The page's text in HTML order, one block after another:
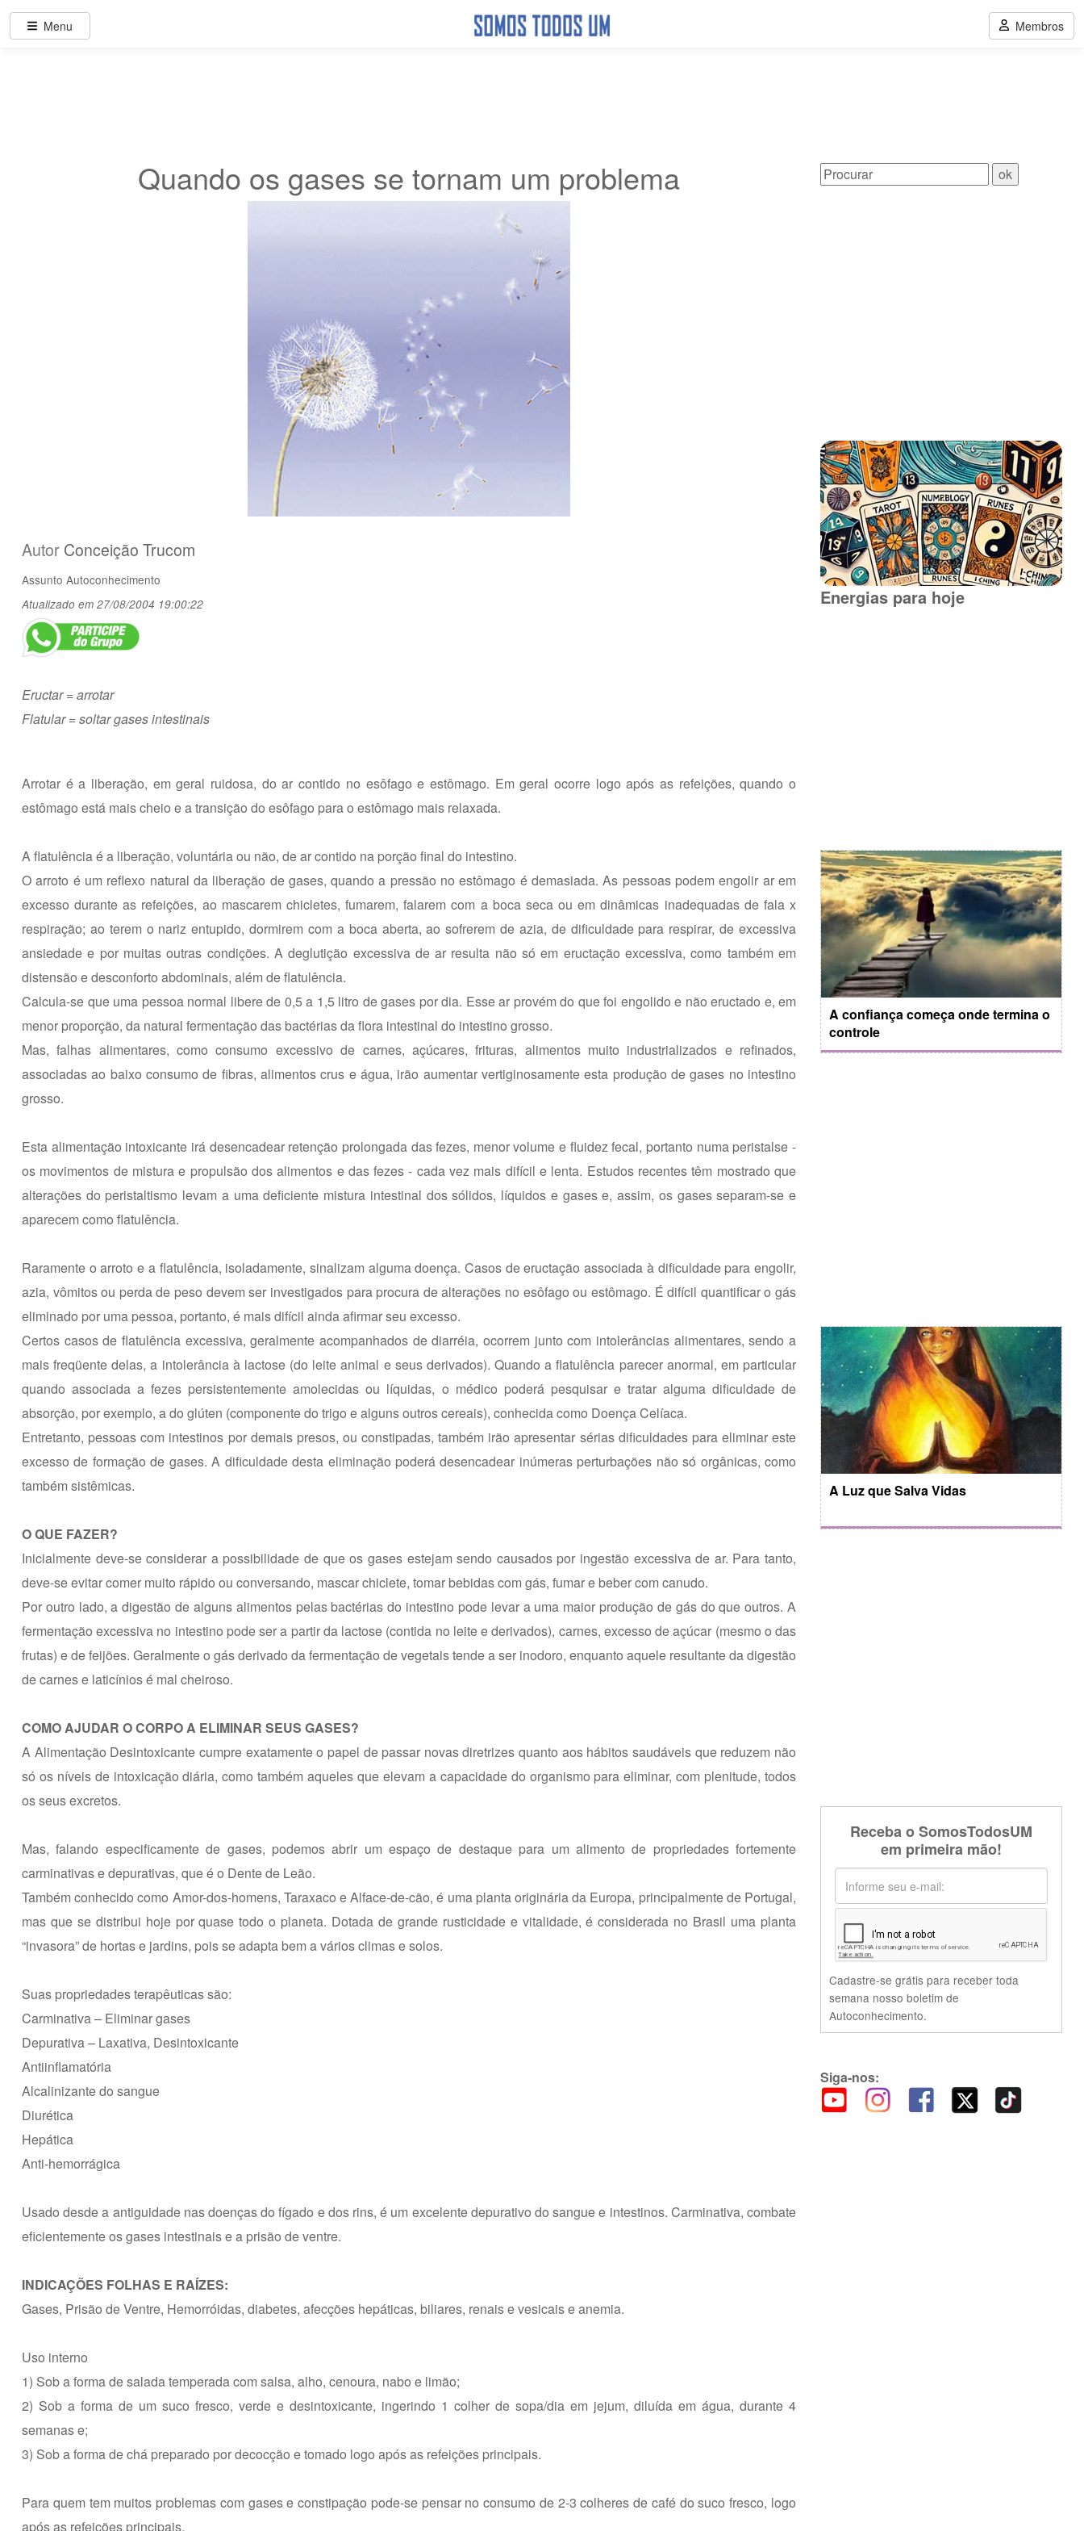
Quando os gases se tornam um problema
Autor Conceição Trucom
Assunto Autoconhecimento
Atualizado em 27/08/2004 19:00:22
Eructar = arrotar
Flatular = soltar gases intestinais
Arrotar é a liberação, em geral ruidosa, do ar contido no esôfago e estômago. Em geral ocorre logo após as refeições, quando o
estômago está mais cheio e a transição do esôfago para o estômago mais relaxada.
A flatulência é a liberação, voluntária ou não, de ar contido na porção final do intestino.
O arroto é um reflexo natural da liberação de gases, quando a pressão no estômago é demasiada. As pessoas podem engolir ar em
excesso durante as refeições, ao mascarem chicletes, fumarem, falarem com a boca seca ou em dinâmicas inadequadas de fala x
respiração; ao terem o nariz entupido, dormirem com a boca aberta, ao sofrerem de azia, de dificuldade para respirar, de excessiva
ansiedade e por muitas outras condições. A deglutição excessiva de ar resulta não só em eructação excessiva, como também em
distensão e desconforto abdominais, além de flatulência.
Calcula-se que uma pessoa normal libere de 0,5 a 1,5 litro de gases por dia. Esse ar provém do que foi engolido e não eructado e, em
menor proporção, da natural fermentação das bactérias da flora intestinal do intestino grosso.
Mas, falhas alimentares, como consumo excessivo de carnes, açúcares, frituras, alimentos muito industrializados e refinados,
associadas ao baixo consumo de fibras, alimentos crus e água, irão aumentar vertiginosamente esta produção de gases no intestino
grosso.
Esta alimentação intoxicante irá desencadear retenção prolongada das fezes, menor volume e fluidez fecal, portanto numa peristalse -
os movimentos de mistura e propulsão dos alimentos e das fezes - cada vez mais difícil e lenta. Estudos recentes têm mostrado que
alterações do peristaltismo levam a uma deficiente mistura intestinal dos sólidos, líquidos e gases e, assim, os gases separam-se e
aparecem como flatulência.
Raramente o arroto e a flatulência, isoladamente, sinalizam alguma doença. Casos de eructação associada à dificuldade para engolir,
azia, vômitos ou perda de peso devem ser investigados para procura de alterações no esôfago ou estômago. É difícil quantificar o gás
eliminado por uma pessoa, portanto, é mais difícil ainda afirmar seu excesso.
Certos casos de flatulência excessiva, geralmente acompanhados de diarréia, ocorrem junto com intolerâncias alimentares, sendo a
mais freqüente delas, a intolerância à lactose (do leite animal e seus derivados). Quando a flatulência parecer anormal, em particular
quando associada a fezes persistentemente amolecidas ou líquidas, o médico poderá pesquisar e tratar alguma dificuldade de
absorção, por exemplo, a do glúten (componente do trigo e alguns outros cereais), conhecida como Doença Celíaca.
Entretanto, pessoas com intestinos por demais presos, ou constipadas, também irão apresentar sérias dificuldades para eliminar este
excesso de formação de gases. A dificuldade desta eliminação poderá desencadear inúmeras perturbações não só orgânicas, como
também sistêmicas.
O QUE FAZER?
Inicialmente deve-se considerar a possibilidade de que os gases estejam sendo causados por ingestão excessiva de ar. Para tanto,
deve-se evitar comer muito rápido ou conversando, mascar chiclete, tomar bebidas com gás, fumar e beber com canudo.
Por outro lado, a digestão de alguns alimentos pelas bactérias do intestino pode levar a uma maior produção de gás do que outros. A
fermentação excessiva no intestino pode ser a partir da lactose (contida no leite e derivados), carnes, excesso de açúcar (mesmo o das
frutas) e de feijões. Geralmente o gás derivado da fermentação de vegetais tende a ser inodoro, enquanto aquele resultante da digestão
de carnes e laticínios é mal cheiroso.
COMO AJUDAR O CORPO A ELIMINAR SEUS GASES?
A Alimentação Desintoxicante cumpre exatamente o papel de passar novas diretrizes quanto aos hábitos saudáveis que reduzem não
só os níveis de intoxicação diária, como também aqueles que elevam a capacidade do organismo para eliminar, com plenitude, todos
os seus excretos.
Mas, falando especificamente de gases, podemos abrir um espaço de destaque para um alimento de propriedades fortemente
carminativas e depurativas, que é o Dente de Leão.
Também conhecido como Amor-dos-homens, Taraxaco e Alface-de-cão, é uma planta originária da Europa, principalmente de Portugal,
mas que se distribui hoje por quase todo o planeta. Dotada de grande rusticidade e vitalidade, é considerada no Brasil uma planta
“invasora” de hortas e jardins, pois se adapta bem a vários climas e solos.
Suas propriedades terapêuticas são:
Carminativa – Eliminar gases
Depurativa – Laxativa, Desintoxicante
Antiinflamatória
Alcalinizante do sangue
Diurética
Hepática
Anti-hemorrágica
Usado desde a antiguidade nas doenças do fígado e dos rins, é um excelente depurativo do sangue e intestinos. Carminativa, combate
eficientemente os gases intestinais e a prisão de ventre.
INDICAÇÕES FOLHAS E RAÍZES:
Gases, Prisão de Ventre, Hemorróidas, diabetes, afecções hepáticas, biliares, renais e vesicais e anemia.
Uso interno
1) Sob a forma de salada temperada com salsa, alho, cenoura, nabo e limão;
2) Sob a forma de um suco fresco, verde e desintoxicante, ingerindo 1 colher de sopa/dia em jejum, diluída em água, durante 4
semanas e;
3) Sob a forma de chá preparado por decocção e tomado logo após as refeições principais.
Para quem tem muitos problemas com gases e constipação pode-se pensar no consumo de 2-3 colheres de café do suco fresco, logo
após as refeições principais.
Energias para hoje
A confiança começa onde termina o
controle
A Luz que Salva Vidas
Receba o SomosTodosUM
em primeira mão!
Cadastre-se grátis para receber toda
semana nosso boletim de
Autoconhecimento.
Siga-nos:
Menu Membros